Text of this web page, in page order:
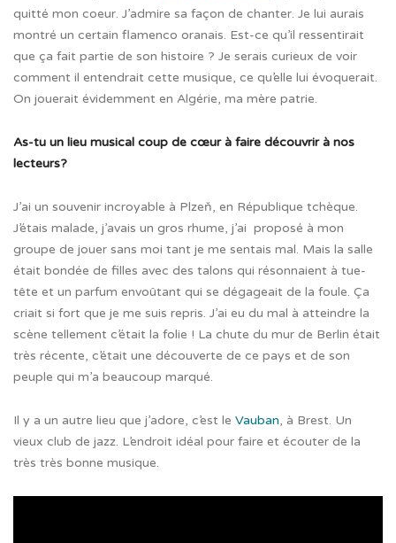
quitté mon coeur. J’admire sa façon de chanter. Je lui aurais
montré un certain flamenco oranais. Est-ce qu’il ressentirait
que ça fait partie de son histoire ? Je serais curieux de voir
comment il entendrait cette musique, ce qu’elle lui évoquerait.
On jouerait évidemment en Algérie, ma mère patrie.
As-tu un lieu musical coup de cœur à faire découvrir à nos
lecteurs?
J’ai un souvenir incroyable à Plzeň, en République tchèque.
J’étais malade, j’avais un gros rhume, j’ai proposé à mon
groupe de jouer sans moi tant je me sentais mal. Mais la salle
était bondée de filles avec des talons qui résonnaient à tue-
tête et un parfum envoûtant qui se dégageait de la foule. Ça
criait si fort que je me suis repris. J’ai eu du mal à atteindre la
scène tellement c’était la folie ! La chute du mur de Berlin était
très récente, c’était une découverte de ce pays et de son
peuple qui m’a beaucoup marqué.
Il y a un autre lieu que j’adore, c’est le Vauban, à Brest. Un
vieux club de jazz. L’endroit idéal pour faire et écouter de la
très très bonne musique.